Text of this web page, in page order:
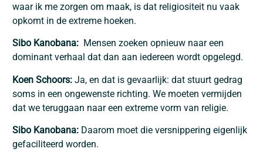
waar ik me zorgen om maak, is dat religiositeit nu vaak
opkomt in de extreme hoeken.
Sibo Kanobana: Mensen zoeken opnieuw naar een
dominant verhaal dat dan aan iedereen wordt opgelegd.
Koen Schoors: Ja, en dat is gevaarlijk: dat stuurt gedrag
soms in een ongewenste richting. We moeten vermijden
dat we teruggaan naar een extreme vorm van religie.
Sibo Kanobana: Daarom moet die versnippering eigenlijk
gefaciliteerd worden.